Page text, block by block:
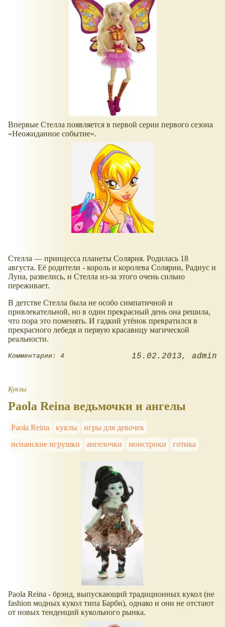
Впервые Стелла появляется в первой серии первого сезона
Неожиданное событие .
Стелла — принцесса планеты Солярия. Родилась 18
августа. Её родители - король и королева Солярии, Радиус и
Луна, развелись, и Стелла из-за этого очень сильно
переживает.
В детстве Стелла была не особо симпатичной и
привлекательной, но в один прекрасный день она решила,
что пора это поменять. И гадкий утёнок превратился в
прекрасного лебедя и первую красавицу магической
реальности.
Комментарии: 4 15.02.2013 admin
Куклы
Paola Reina ведьмочки и ангелы
Paola Reina куклы
игры для девочек
испанские игрушки
ангелочки монстрики готика
Paola Reina - брэнд, выпускающий традиционных кукол (не
fashion модных кукол типа Барби), однако и они не отстают
от новых тенденций кукольного рынка.